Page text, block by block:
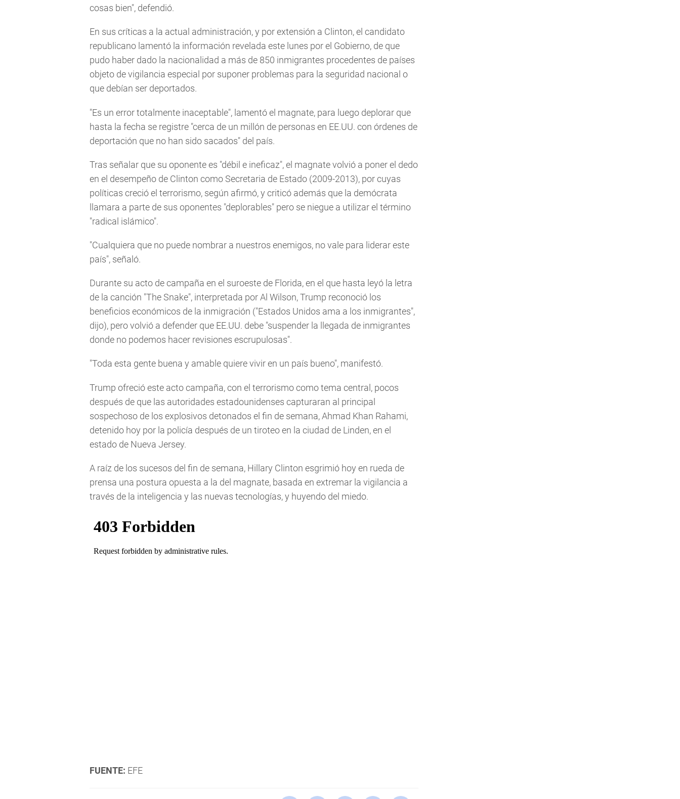
cosas bien", defendió.
En sus críticas a la actual administración, y por extensión a Clinton, el candidato
republicano lamentó la información revelada este lunes por el Gobierno, de que
pudo haber dado la nacionalidad a más de 850 inmigrantes procedentes de países
objeto de vigilancia especial por suponer problemas para la seguridad nacional o
que debían ser deportados.
"Es un error totalmente inaceptable", lamentó el magnate, para luego deplorar que
hasta la fecha se registre "cerca de un millón de personas en EE.UU. con órdenes de
deportación que no han sido sacados" del país.
Tras señalar que su oponente es "débil e ineficaz", el magnate volvió a poner el dedo
en el desempeño de Clinton como Secretaria de Estado (2009-2013), por cuyas
políticas creció el terrorismo, según afirmó, y criticó además que la demócrata
llamara a parte de sus oponentes "deplorables" pero se niegue a utilizar el término
"radical islámico".
"Cualquiera que no puede nombrar a nuestros enemigos, no vale para liderar este
país", señaló.
Durante su acto de campaña en el suroeste de Florida, en el que hasta leyó la letra
de la canción "The Snake", interpretada por Al Wilson, Trump reconoció los
beneficios económicos de la inmigración ("Estados Unidos ama a los inmigrantes",
dijo), pero volvió a defender que EE.UU. debe "suspender la llegada de inmigrantes
donde no podemos hacer revisiones escrupulosas".
"Toda esta gente buena y amable quiere vivir en un país bueno", manifestó.
Trump ofreció este acto campaña, con el terrorismo como tema central, pocos
después de que las autoridades estadounidenses capturaran al principal
sospechoso de los explosivos detonados el fin de semana, Ahmad Khan Rahami,
detenido hoy por la policía después de un tiroteo en la ciudad de Linden, en el
estado de Nueva Jersey.
A raíz de los sucesos del fin de semana, Hillary Clinton esgrimió hoy en rueda de
prensa una postura opuesta a la del magnate, basada en extremar la vigilancia a
través de la inteligencia y las nuevas tecnologías, y huyendo del miedo.
FUENTE: EFE